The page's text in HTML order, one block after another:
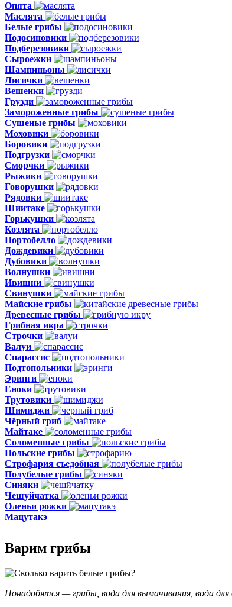
Опята
Маслята
Белые грибы
Подосиновики
Подберезовики
Сыроежки
Шампиньоны
Лисички
Вешенки
Грузди
Замороженные грибы
Сушеные грибы
Моховики
Боровики
Подгрузки
Сморчки
Рыжики
Говорушки
Рядовки
Шиитаке
Горькушки
Козлята
Портобелло
Дождевики
Дубовики
Волнушки
Ивишни
Свинушки
Майские грибы
Древесные грибы
Грибная икра
Строчки
Валуи
Спарассис
Подтопольники
Эринги
Еноки
Трутовики
Шимиджи
Чёрный гриб
Майтаке
Соломенные грибы
Польские грибы
Строфария съедобная
Полубелые грибы
Синяки
Чешуйчатка
Оленьи рожки
Мацутакэ
Варим грибы
Понадобятся — грибы, вода для вымачивания, вода